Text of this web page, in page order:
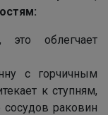
это облегчает
с горчичным
к ступням,
раковин